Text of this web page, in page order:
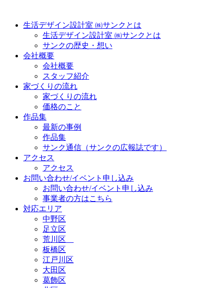
生活デザイン設計室 ㈱サンクとは
生活デザイン設計室 ㈱サンクとは
サンクの歴史・想い
会社概要
会社概要
スタッフ紹介
家づくりの流れ
家づくりの流れ
価格のこと
作品集
最新の事例
作品集
サンク通信（サンクの広報誌です）
アクセス
アクセス
お問い合わせ/イベント申し込み
お問い合わせ/イベント申し込み
事業者の方はこちら
対応エリア
中野区
足立区
荒川区
板橋区
江戸川区
大田区
葛飾区